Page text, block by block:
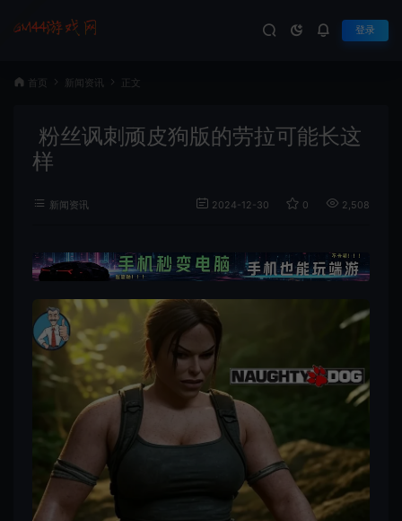
登录
首页 新闻资讯 正文
粉丝讽刺顽皮狗版的劳拉可能长这
样
新闻资讯 2024-12-30 0 2,508